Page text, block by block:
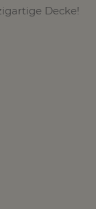
Decke!